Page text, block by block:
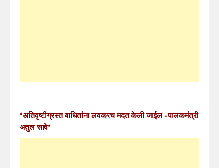
*अतिवृष्टीग्रस्त बाधितांना लवकरच मदत केली जाईल -पालकमंत्री
अतुल सावे*